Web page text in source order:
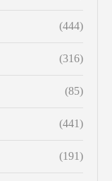
(444)
(316)
(85)
(441)
(191)